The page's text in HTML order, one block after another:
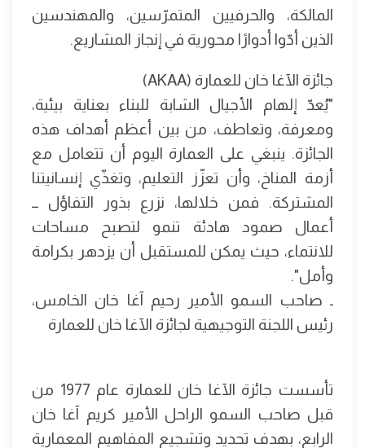
المالكة، والحرفيين المتمرّسين، والمهندسين
الذين أدّوا أدوارًا محورية في إنجاز المشاريع.
جائزة الآغا خان للعمارة (AKAA)
"يُعدّ إلهام الأجيال الشابة للبناء بعناية بيئية،
ومعرفة، وتعاطف، من بين أعظم أهداف هذه
الجائزة. ينبغي على العمارة اليوم أن تتعامل مع
أزمة المناخ، وأن تعزّز التعليم، وتغذّي إنسانيتنا
المشتركة. فمن خلالها، نزرع بذور التفاؤل ــ
أعمال صمود هادئة تنمو لتصبح مساحات
للانتماء، حيث يمكن للمستقبل أن يزدهر بكرامة
وأمل".
ـ صاحب السمو الأمير رحيم آغا خان الخامس،
رئيس اللجنة التوجيهية لجائزة الآغا خان للعمارة
تأسست جائزة الآغا خان للعمارة عام 1977 من
قبل صاحب السمو الراحل الأمير كريم آغا خان
الرابع، بهدف تحديد وتشجيع المفاهيم المعمارية